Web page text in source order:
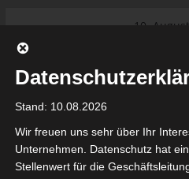
10.
beginnt am
2026
Ligue 1 Pro:
Spieltage
Stand: 10.08.2026
Wir freuen uns sehr über Ihr
Unternehmen. Datenschutz hat
Stellenwert für die